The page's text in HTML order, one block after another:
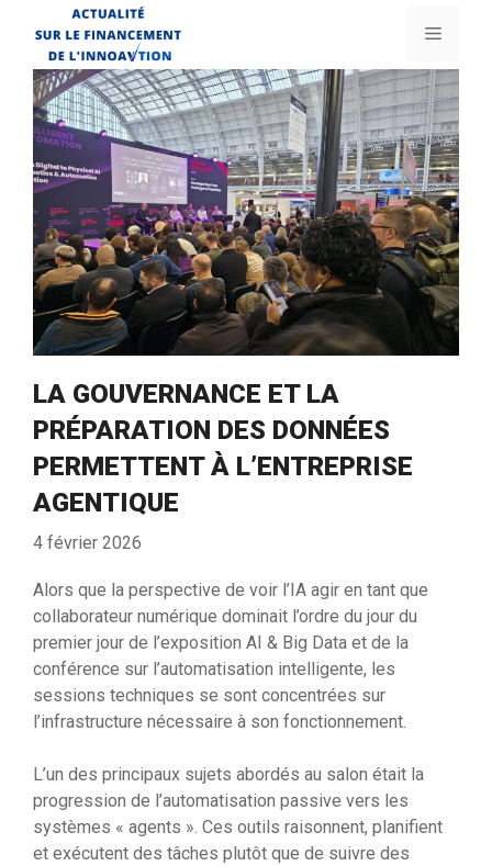
contenu
Menu
LA GOUVERNANCE ET LA
PRÉPARATION DES DONNÉES
PERMETTENT À L’ENTREPRISE
AGENTIQUE
4 février 2026
Alors que la perspective de voir l’IA agir en tant que
collaborateur numérique dominait l’ordre du jour du
premier jour de l’exposition AI & Big Data et de la
conférence sur l’automatisation intelligente, les
sessions techniques se sont concentrées sur
l’infrastructure nécessaire à son fonctionnement.
L’un des principaux sujets abordés au salon était la
progression de l’automatisation passive vers les
systèmes « agents ». Ces outils raisonnent, planifient
et exécutent des tâches plutôt que de suivre des